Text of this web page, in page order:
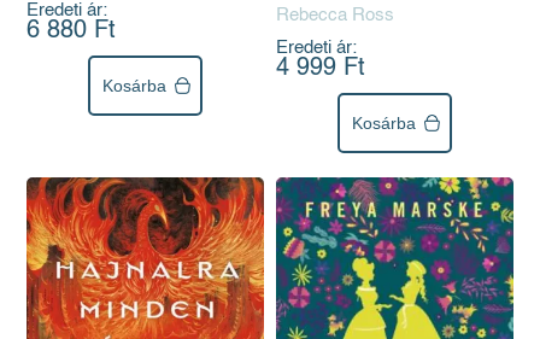
Eredeti ár:
6 880 Ft
Kosárba
Rebecca Ross
Eredeti ár:
4 999 Ft
Kosárba